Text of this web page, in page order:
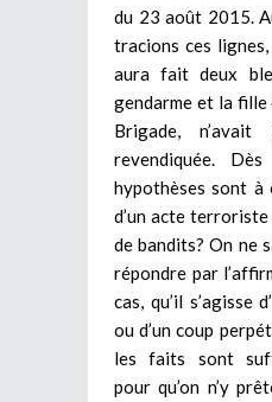
du 23 août 2015.
tracions ces
aura fait deux
gendarme et la fille
Brigade,
revendiquée.
hypothèses sont à
d’un acte
de bandits? On ne
répondre par
cas, qu’il s’agisse
ou d’un coup
les faits sont
pour qu’on n’y